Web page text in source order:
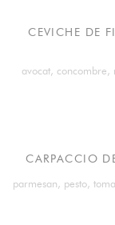
CEVICHE DE
avocat, concombre,
CARPACCIO
parmesan, pesto,